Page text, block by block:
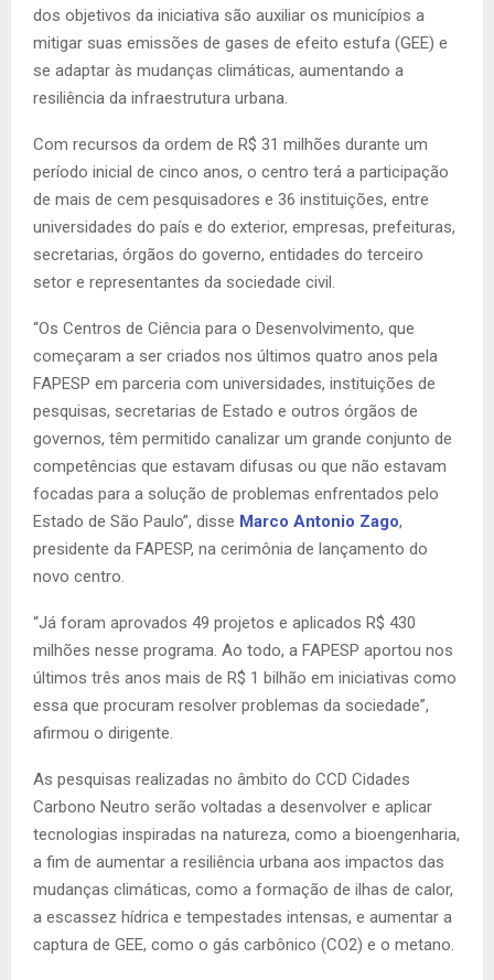
dos objetivos da iniciativa são auxiliar os municípios a
mitigar suas emissões de gases de efeito estufa (GEE) e
se adaptar às mudanças climáticas, aumentando a
resiliência da infraestrutura urbana.
Com recursos da ordem de R$ 31 milhões durante um
período inicial de cinco anos, o centro terá a participação
de mais de cem pesquisadores e 36 instituições, entre
universidades do país e do exterior, empresas, prefeituras,
secretarias, órgãos do governo, entidades do terceiro
setor e representantes da sociedade civil.
“Os Centros de Ciência para o Desenvolvimento, que
começaram a ser criados nos últimos quatro anos pela
FAPESP em parceria com universidades, instituições de
pesquisas, secretarias de Estado e outros órgãos de
governos, têm permitido canalizar um grande conjunto de
competências que estavam difusas ou que não estavam
focadas para a solução de problemas enfrentados pelo
Estado de São Paulo”, disse Marco Antonio Zago,
presidente da FAPESP, na cerimônia de lançamento do
novo centro.
“Já foram aprovados 49 projetos e aplicados R$ 430
milhões nesse programa. Ao todo, a FAPESP aportou nos
últimos três anos mais de R$ 1 bilhão em iniciativas como
essa que procuram resolver problemas da sociedade”,
afirmou o dirigente.
As pesquisas realizadas no âmbito do CCD Cidades
Carbono Neutro serão voltadas a desenvolver e aplicar
tecnologias inspiradas na natureza, como a bioengenharia,
a fim de aumentar a resiliência urbana aos impactos das
mudanças climáticas, como a formação de ilhas de calor,
a escassez hídrica e tempestades intensas, e aumentar a
captura de GEE, como o gás carbônico (CO2) e o metano.